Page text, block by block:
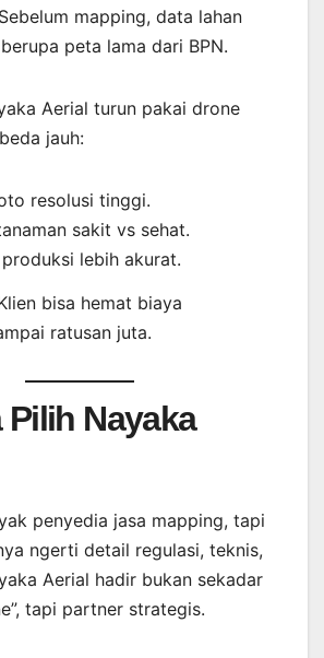
mapping, data lahan
peta lama dari BPN.
Aerial turun pakai drone
jauh:
resolusi tinggi.
sakit vs sehat.
lebih akurat.
bisa hemat biaya
ratusan juta.
Pilih Nayaka
penyedia jasa mapping, tapi
ngerti detail regulasi, teknis,
Aerial hadir bukan sekadar
tapi partner strategis.